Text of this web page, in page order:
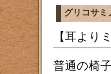
グリコサミ
【耳より
普通の椅